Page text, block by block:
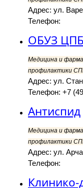
Адрес: ул.
Телефон:
ОБУЗ
Медицина и
профилактики
Адрес: ул.
Телефон: +7
Антиспид
Медицина и
профилактики
Адрес: ул.
Телефон:
Клинико-